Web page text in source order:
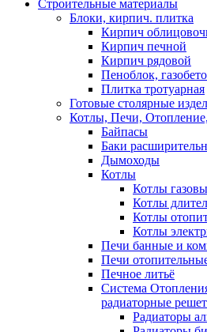
Строительные материалы
Блоки, кирпич. плитка
Кирпич
Кирпич печной
Кирпич рядовой
Пеноблок,
Плитка тротуарная
Готовые столярные
Котлы, Печи,
Байпасы
Баки
Дымоходы
Котлы
Котлы
Котлы
Котлы
Котлы
Печи банные и
Печи
Печное литьё
Система
радиаторные
Радиаторы